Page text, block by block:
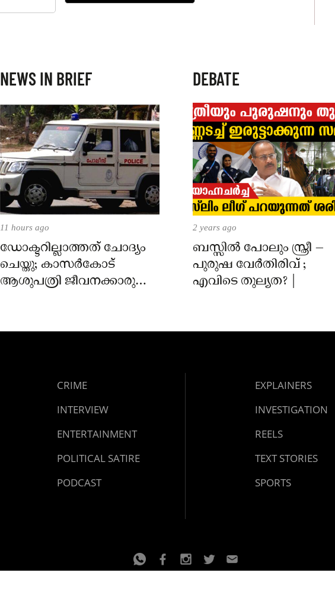
NEWS IN BRIEF
11 hours ago
ഡോക്ടറില്ലാത്തത് ചോദ്യം
ചെയ്തു; കാസർകോട്
ആശുപത്രി ജീവനക്കാരുടെ
DEBATE
2 years ago
ബസ്സിൽ പോലും സ്ത്രീ –
പുരുഷ വേർതിരിവ് ;
എവിടെ തുല്യത? |
CRIME
INTERVIEW
ENTERTAINMENT
POLITICAL SATIRE
PODCAST
EXPLAINERS
INVESTIGATION
REELS
TEXT STORIES
SPORTS